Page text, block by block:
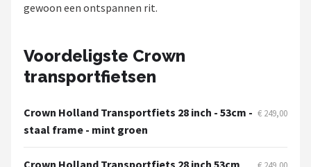
AXA
BBB Cycling
Schwalbe
gewoon een ontspannen rit.
Voordeligste Crown
transportfietsen
Crown Holland Transportfiets 28 inch - 53cm -
staal frame - mint groen
€ 249,00
Crown Holland Transportfiets 28 inch 53cm